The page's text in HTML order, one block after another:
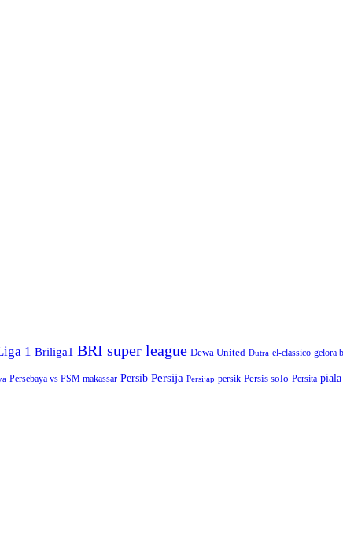
1 Briliga1 BRI super league Dewa United Dutra el-classico gelora
Persebaya vs PSM makassar Persib Persija Persijap persik Persis solo Persita piala